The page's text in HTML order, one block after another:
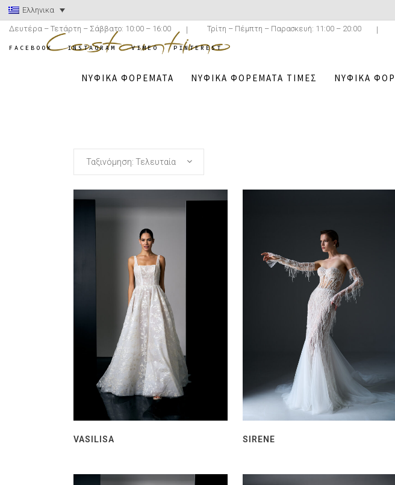
Ελληνικα
Δευτέρα – Τετάρτη – Σάββατο: 10:00 – 16:00 Τρίτη – Πέμπτη – Παρασκευή: 11:00 – 20:00
FACEBOOK INSTAGRAM VIMEO PINTEREST
ΝΥΦΙΚΆ ΦΟΡΈΜΑΤΑ ΝΥΦΙΚΆ ΦΟΡΈΜΑΤΑ ΤΙΜΈΣ ΝΥΦΙΚΆ
Ταξινόμηση: Τελευταία
VASILISA SIRENE